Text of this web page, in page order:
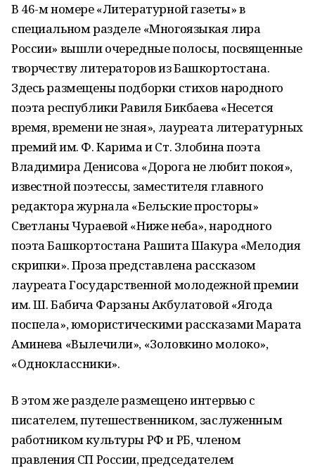
В 46-м номере «Литературной газеты» в
специальном разделе «Многоязыкая лира
России» вышли очередные полосы, посвященные
творчеству литераторов из Башкортостана.
Здесь размещены подборки стихов народного
поэта республики Равиля Бикбаева «Несется
время, времени не зная», лауреата литературных
премий им. Ф. Карима и Ст. Злобина поэта
Владимира Денисова «Дорога не любит покоя»,
известной поэтессы, заместителя главного
редактора журнала «Бельские просторы»
Светланы Чураевой «Ниже неба», народного
поэта Башкортостана Рашита Шакура «Мелодия
скрипки». Проза представлена рассказом
лауреата Государственной молодежной премии
им. Ш. Бабича Фарзаны Акбулатовой «Ягода
поспела», юмористическими рассказами Марата
Аминева «Вылечили», «Золовкино молоко»,
«Одноклассники».
В этом же разделе размещено интервью с
писателем, путешественником, заслуженным
работником культуры РФ и РБ, членом
правления СП России, председателем